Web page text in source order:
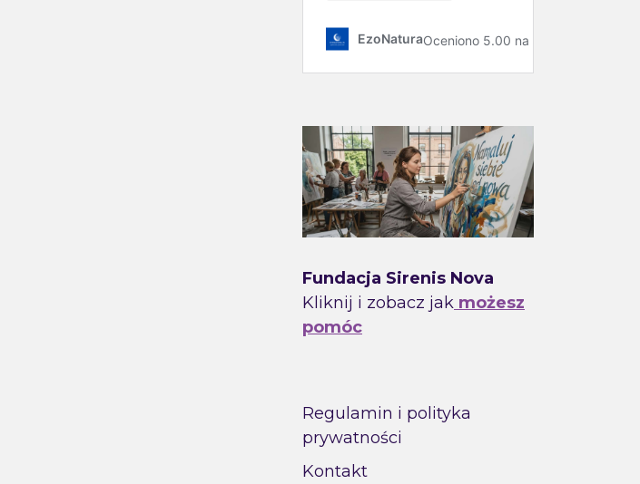
Fundacja Sirenis Nova
Kliknij i zobacz jak możesz
pomóc
Regulamin i polityka
prywatności
Kontakt